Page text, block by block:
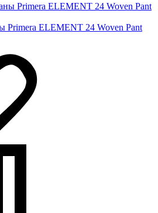
Primera ELEMENT 24 Woven Pant